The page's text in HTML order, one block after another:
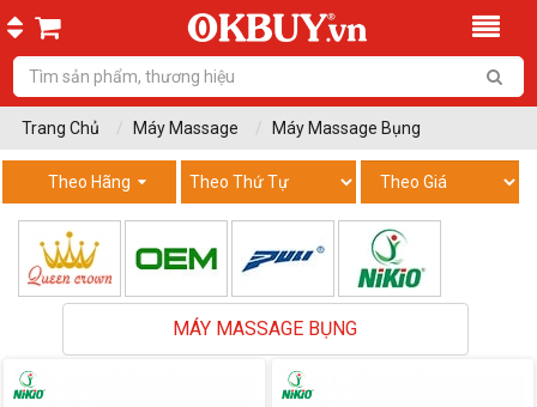
Trang Chủ Máy Massage Máy Massage Bụng
Theo Hãng
MÁY MASSAGE BỤNG